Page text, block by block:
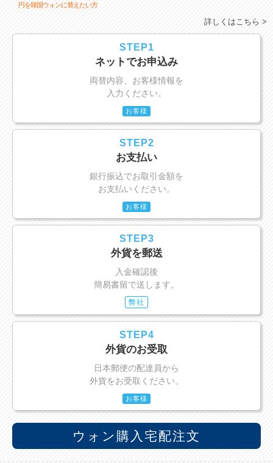
円を韓国ウォンに替えたい方
詳しくはこちら >
STEP1
ネットでお申込み
両替内容、お客様情報を
入力ください。
お客様
STEP2
お支払い
銀行振込でお取引金額を
お支払いください。
お客様
STEP3
外貨を郵送
入金確認後
簡易書留で送します。
弊社
STEP4
外貨のお受取
日本郵便の配達員から
外貨をお受取ください。
お客様
ウォン購入宅配注文